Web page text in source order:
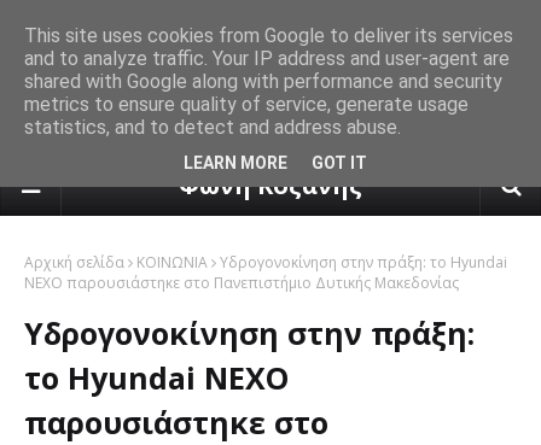
πρόγνωση καιρού από το
Φωνή Κοζάνης
Αρχική σελίδα ΚΟΙΝΩΝΙΑ Υδρογονοκίνηση στην πράξη: το Hyundai
NEXO παρουσιάστηκε στο Πανεπιστήμιο Δυτικής Μακεδονίας
Υδρογονοκίνηση στην πράξη:
το Hyundai NEXO
παρουσιάστηκε στο
This site uses cookies from Google to deliver its services
and to analyze traffic. Your IP address and user-agent are
shared with Google along with performance and security
metrics to ensure quality of service, generate usage
statistics, and to detect and address abuse.
LEARN MORE GOT IT